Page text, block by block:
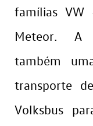
famílias VW
Meteor. A
também
transporte
Volksbus